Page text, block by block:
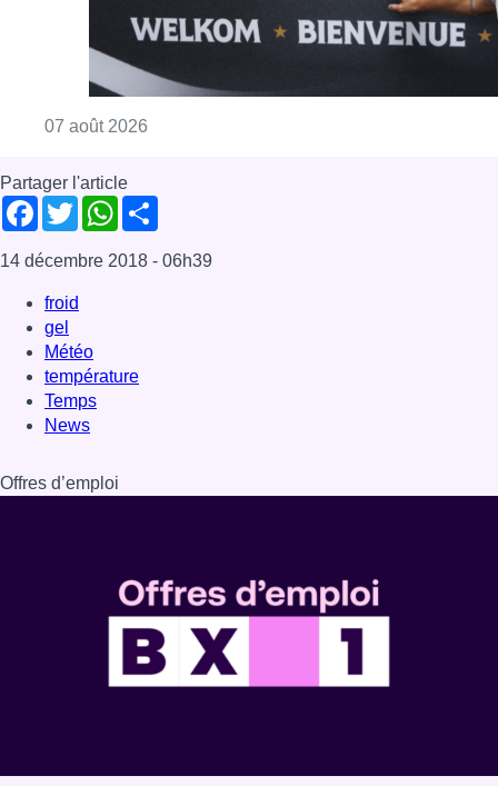
07 août 2026
Partager l'article
Facebook
TwitterWhatsApp
14 décembre 2018 - 06h39
froid
gel
Météo
température
Temps
News
Offres d’emploi